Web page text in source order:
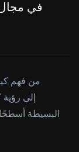
في مجال
من فهم
البسيطة أسطحًا